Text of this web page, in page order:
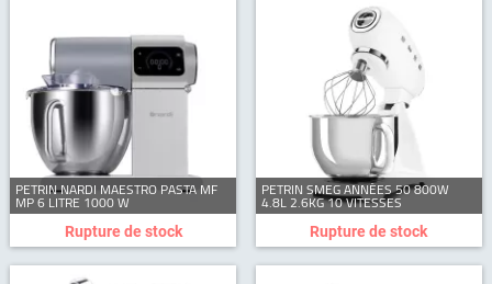
PETRIN NARDI MAESTRO PASTA MF
MP 6 LITRE 1000 W
Rupture de stock
PETRIN SMEG ANNÉES 50 800W
4.8L 2.6KG 10 VITESSES
Rupture de stock